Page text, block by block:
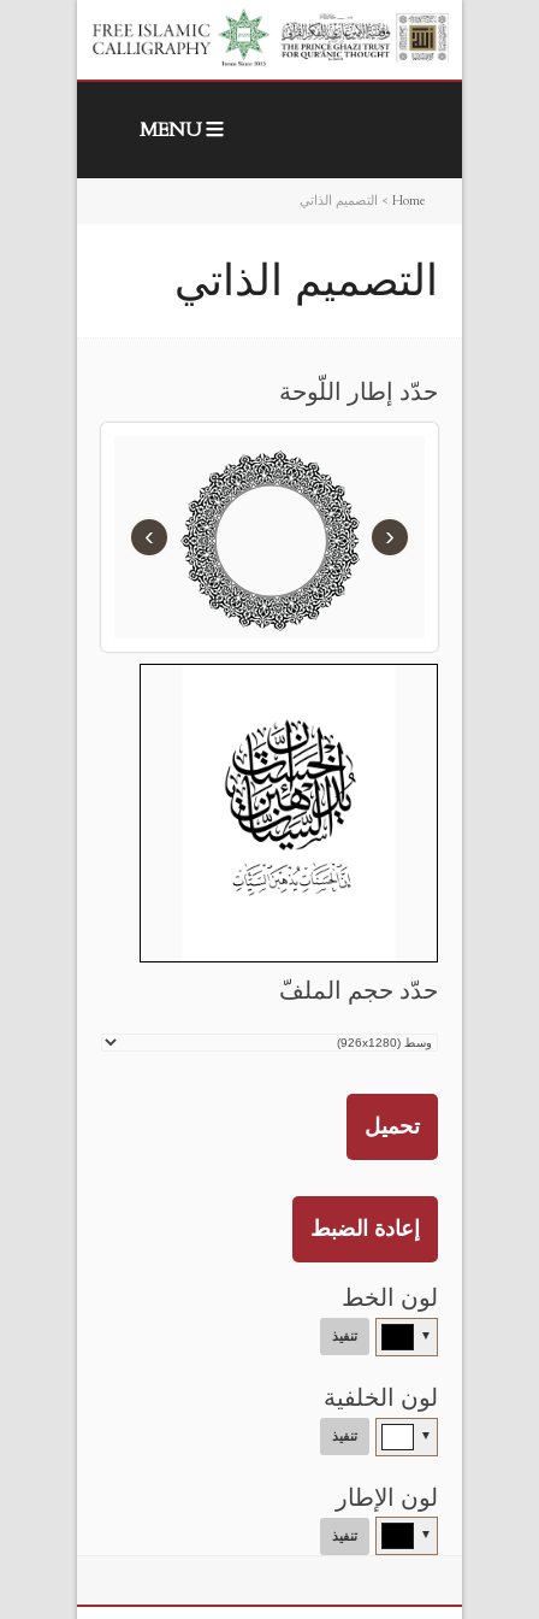
MENU
Home
> التصميم الذاتي
التصميم الذاتي
حدّد إطار اللّوحة
› ‹
حدّد حجم الملفّ
تحميل
إعادة الضبط
لون الخط
▼ تنفيذ
لون الخلفية
▼ تنفيذ
لون الإطار
▼ تنفيذ